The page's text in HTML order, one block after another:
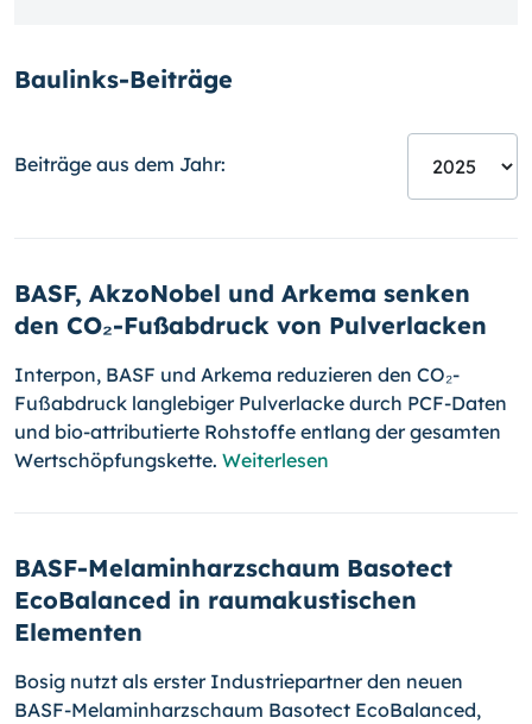
Baulinks-Beiträge
Beiträge aus dem Jahr:
BASF, AkzoNobel und Arkema senken
den CO₂-Fußabdruck von Pulverlacken
Interpon, BASF und Arkema reduzieren den CO₂-
Fußabdruck langlebiger Pulverlacke durch PCF-Daten
und bio-attributierte Rohstoffe entlang der gesamten
Wertschöpfungskette. Weiterlesen
BASF-Melaminharzschaum Basotect
EcoBalanced in raumakustischen
Elementen
Bosig nutzt als erster Industriepartner den neuen
BASF-Melaminharzschaum Basotect EcoBalanced,